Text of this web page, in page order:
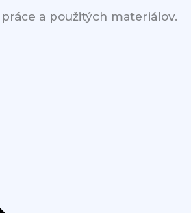
a použitých materiálov.